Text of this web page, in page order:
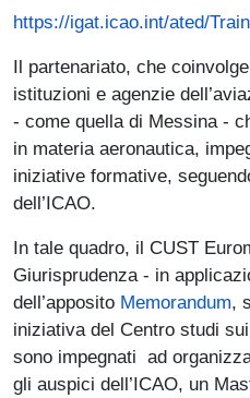
https://igat.icao.int/ated/
Il partenariato, che
istituzioni e agenzie
- come quella di Messina -
in materia aeronautica,
iniziative formative,
dell’ICAO.
In tale quadro, il CUST
Giurisprudenza - in
dell’apposito Memorandum,
iniziativa del Centro studi
sono impegnati ad
gli auspici dell’ICAO, un